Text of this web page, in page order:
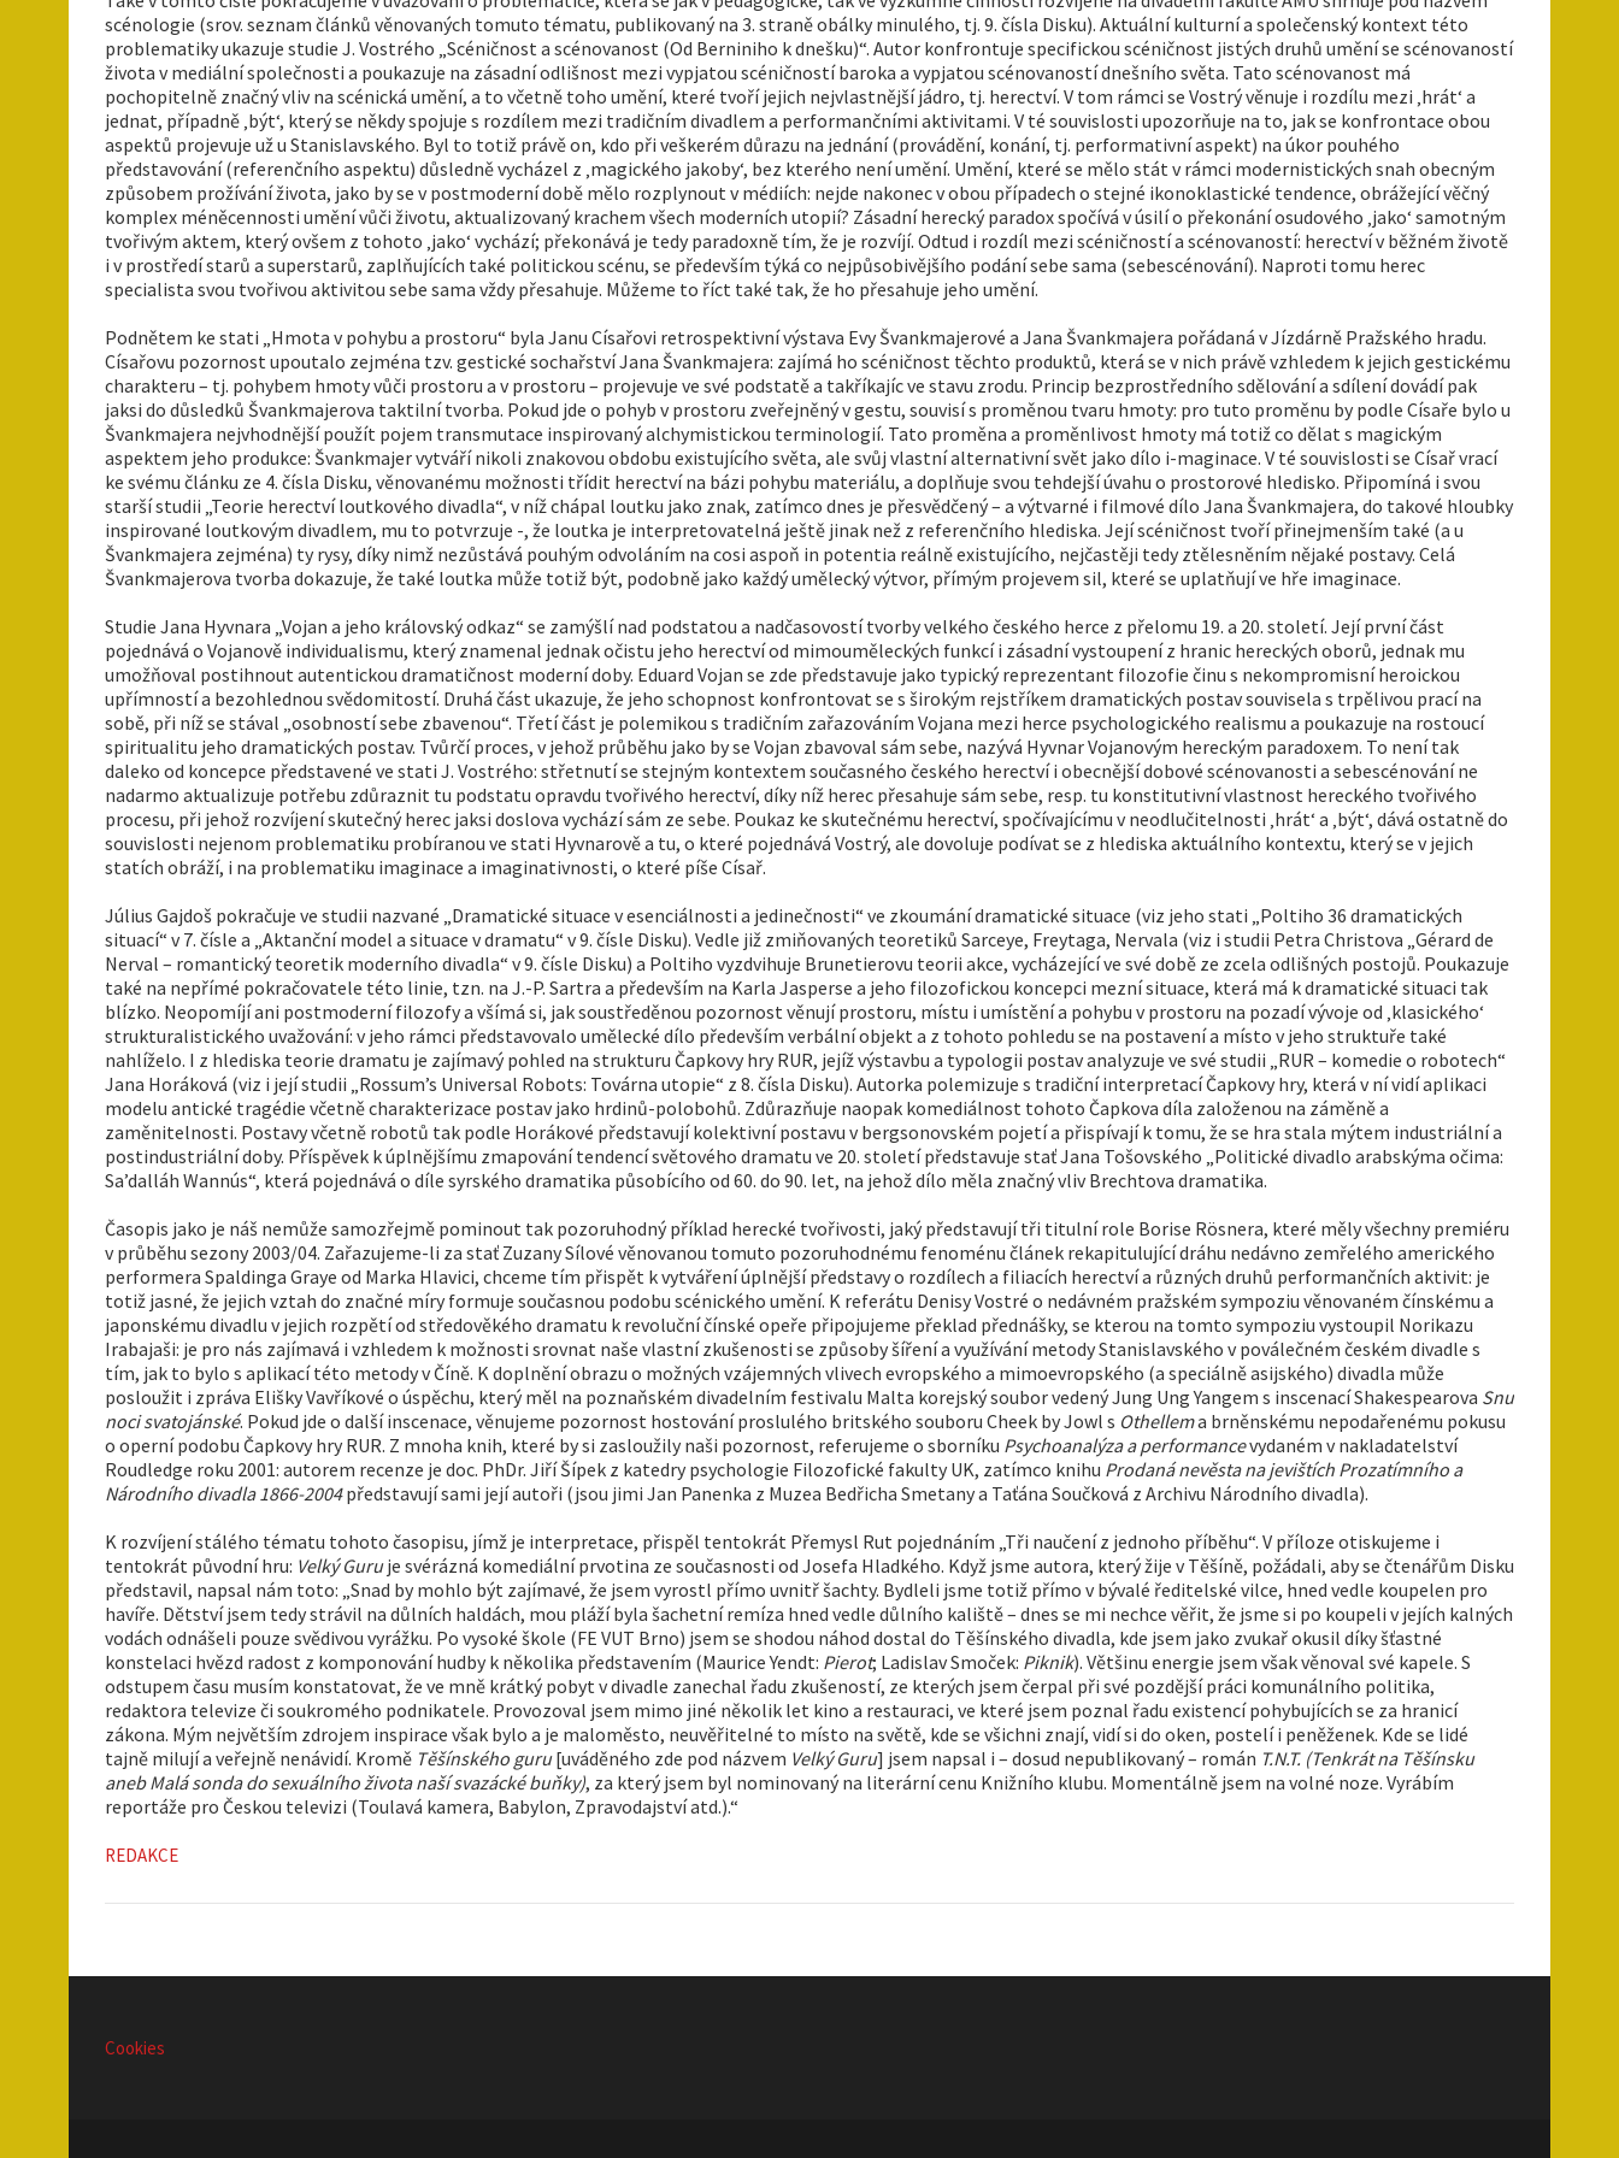
scénologie (srov. seznam článků věnovaných tomuto tématu, publikovaný na 3. straně obálky minulého, tj. 9. čísla Disku). Aktuální kulturní a společenský kontext této
problematiky ukazuje studie J. Vostrého „Scéničnost a scénovanost (Od Berniniho k dnešku)“. Autor konfrontuje specifickou scéničnost jistých druhů umění se scénovaností
života v mediální společnosti a poukazuje na zásadní odlišnost mezi vypjatou scéničností baroka a vypjatou scénovaností dnešního světa. Tato scénovanost má
pochopitelně značný vliv na scénická umění, a to včetně toho umění, které tvoří jejich nejvlastnější jádro, tj. herectví. V tom rámci se Vostrý věnuje i rozdílu mezi ‚hrát‘ a
jednat, případně ‚být‘, který se někdy spojuje s rozdílem mezi tradičním divadlem a performančními aktivitami. V té souvislosti upozorňuje na to, jak se konfrontace obou
aspektů projevuje už u Stanislavského. Byl to totiž právě on, kdo při veškerém důrazu na jednání (provádění, konání, tj. performativní aspekt) na úkor pouhého
představování (referenčního aspektu) důsledně vycházel z ‚magického jakoby‘, bez kterého není umění. Umění, které se mělo stát v rámci modernistických snah obecným
způsobem prožívání života, jako by se v postmoderní době mělo rozplynout v médiích: nejde nakonec v obou případech o stejné ikonoklastické tendence, obrážející věčný
komplex méněcennosti umění vůči životu, aktualizovaný krachem všech moderních utopií? Zásadní herecký paradox spočívá v úsilí o překonání osudového ‚jako‘ samotným
tvořivým aktem, který ovšem z tohoto ‚jako‘ vychází; překonává je tedy paradoxně tím, že je rozvíjí. Odtud i rozdíl mezi scéničností a scénovaností: herectví v běžném životě
i v prostředí starů a superstarů, zaplňujících také politickou scénu, se především týká co nejpůsobivějšího podání sebe sama (sebescénování). Naproti tomu herec
specialista svou tvořivou aktivitou sebe sama vždy přesahuje. Můžeme to říct také tak, že ho přesahuje jeho umění.
Podnětem ke stati „Hmota v pohybu a prostoru“ byla Janu Císařovi retrospektivní výstava Evy Švankmajerové a Jana Švankmajera pořádaná v Jízdárně Pražského hradu.
Císařovu pozornost upoutalo zejména tzv. gestické sochařství Jana Švankmajera: zajímá ho scéničnost těchto produktů, která se v nich právě vzhledem k jejich gestickému
charakteru – tj. pohybem hmoty vůči prostoru a v prostoru – projevuje ve své podstatě a takříkajíc ve stavu zrodu. Princip bezprostředního sdělování a sdílení dovádí pak
jaksi do důsledků Švankmajerova taktilní tvorba. Pokud jde o pohyb v prostoru zveřejněný v gestu, souvisí s proměnou tvaru hmoty: pro tuto proměnu by podle Císaře bylo u
Švankmajera nejvhodnější použít pojem transmutace inspirovaný alchymistickou terminologií. Tato proměna a proměnlivost hmoty má totiž co dělat s magickým
aspektem jeho produkce: Švankmajer vytváří nikoli znakovou obdobu existujícího světa, ale svůj vlastní alternativní svět jako dílo i-maginace. V té souvislosti se Císař vrací
ke svému článku ze 4. čísla Disku, věnovanému možnosti třídit herectví na bázi pohybu materiálu, a doplňuje svou tehdejší úvahu o prostorové hledisko. Připomíná i svou
starší studii „Teorie herectví loutkového divadla“, v níž chápal loutku jako znak, zatímco dnes je přesvědčený – a výtvarné i filmové dílo Jana Švankmajera, do takové hloubky
inspirované loutkovým divadlem, mu to potvrzuje -, že loutka je interpretovatelná ještě jinak než z referenčního hlediska. Její scéničnost tvoří přinejmenším také (a u
Švankmajera zejména) ty rysy, díky nimž nezůstává pouhým odvoláním na cosi aspoň in potentia reálně existujícího, nejčastěji tedy ztělesněním nějaké postavy. Celá
Švankmajerova tvorba dokazuje, že také loutka může totiž být, podobně jako každý umělecký výtvor, přímým projevem sil, které se uplatňují ve hře imaginace.
Studie Jana Hyvnara „Vojan a jeho královský odkaz“ se zamýšlí nad podstatou a nadčasovostí tvorby velkého českého herce z přelomu 19. a 20. století. Její první část
pojednává o Vojanově individualismu, který znamenal jednak očistu jeho herectví od mimouměleckých funkcí i zásadní vystoupení z hranic hereckých oborů, jednak mu
umožňoval postihnout autentickou dramatičnost moderní doby. Eduard Vojan se zde představuje jako typický reprezentant filozofie činu s nekompromisní heroickou
upřímností a bezohlednou svědomitostí. Druhá část ukazuje, že jeho schopnost konfrontovat se s širokým rejstříkem dramatických postav souvisela s trpělivou prací na
sobě, při níž se stával „osobností sebe zbavenou“. Třetí část je polemikou s tradičním zařazováním Vojana mezi herce psychologického realismu a poukazuje na rostoucí
spiritualitu jeho dramatických postav. Tvůrčí proces, v jehož průběhu jako by se Vojan zbavoval sám sebe, nazývá Hyvnar Vojanovým hereckým paradoxem. To není tak
daleko od koncepce představené ve stati J. Vostrého: střetnutí se stejným kontextem současného českého herectví i obecnější dobové scénovanosti a sebescénování ne
nadarmo aktualizuje potřebu zdůraznit tu podstatu opravdu tvořivého herectví, díky níž herec přesahuje sám sebe, resp. tu konstitutivní vlastnost hereckého tvořivého
procesu, při jehož rozvíjení skutečný herec jaksi doslova vychází sám ze sebe. Poukaz ke skutečnému herectví, spočívajícímu v neodlučitelnosti ‚hrát‘ a ‚být‘, dává ostatně do
souvislosti nejenom problematiku probíranou ve stati Hyvnarově a tu, o které pojednává Vostrý, ale dovoluje podívat se z hlediska aktuálního kontextu, který se v jejich
statích obráží, i na problematiku imaginace a imaginativnosti, o které píše Císař.
Július Gajdoš pokračuje ve studii nazvané „Dramatické situace v esenciálnosti a jedinečnosti“ ve zkoumání dramatické situace (viz jeho stati „Poltiho 36 dramatických
situací“ v 7. čísle a „Aktanční model a situace v dramatu“ v 9. čísle Disku). Vedle již zmiňovaných teoretiků Sarceye, Freytaga, Nervala (viz i studii Petra Christova „Gérard de
Nerval – romantický teoretik moderního divadla“ v 9. čísle Disku) a Poltiho vyzdvihuje Brunetierovu teorii akce, vycházející ve své době ze zcela odlišných postojů. Poukazuje
také na nepřímé pokračovatele této linie, tzn. na J.-P. Sartra a především na Karla Jasperse a jeho filozofickou koncepci mezní situace, která má k dramatické situaci tak
blízko. Neopomíjí ani postmoderní filozofy a všímá si, jak soustředěnou pozornost věnují prostoru, místu i umístění a pohybu v prostoru na pozadí vývoje od ‚klasického‘
strukturalistického uvažování: v jeho rámci představovalo umělecké dílo především verbální objekt a z tohoto pohledu se na postavení a místo v jeho struktuře také
nahlíželo. I z hlediska teorie dramatu je zajímavý pohled na strukturu Čapkovy hry RUR, jejíž výstavbu a typologii postav analyzuje ve své studii „RUR – komedie o robotech“
Jana Horáková (viz i její studii „Rossum’s Universal Robots: Továrna utopie“ z 8. čísla Disku). Autorka polemizuje s tradiční interpretací Čapkovy hry, která v ní vidí aplikaci
modelu antické tragédie včetně charakterizace postav jako hrdinů-polobohů. Zdůrazňuje naopak komediálnost tohoto Čapkova díla založenou na záměně a
zaměnitelnosti. Postavy včetně robotů tak podle Horákové představují kolektivní postavu v bergsonovském pojetí a přispívají k tomu, že se hra stala mýtem industriální a
postindustriální doby. Příspěvek k úplnějšímu zmapování tendencí světového dramatu ve 20. století představuje stať Jana Tošovského „Politické divadlo arabskýma očima:
Sa’dalláh Wannús“, která pojednává o díle syrského dramatika působícího od 60. do 90. let, na jehož dílo měla značný vliv Brechtova dramatika.
Časopis jako je náš nemůže samozřejmě pominout tak pozoruhodný příklad herecké tvořivosti, jaký představují tři titulní role Borise Rösnera, které měly všechny premiéru
v průběhu sezony 2003/04. Zařazujeme-li za stať Zuzany Sílové věnovanou tomuto pozoruhodnému fenoménu článek rekapitulující dráhu nedávno zemřelého amerického
performera Spaldinga Graye od Marka Hlavici, chceme tím přispět k vytváření úplnější představy o rozdílech a filiacích herectví a různých druhů performančních aktivit: je
totiž jasné, že jejich vztah do značné míry formuje současnou podobu scénického umění. K referátu Denisy Vostré o nedávném pražském sympoziu věnovaném čínskému a
japonskému divadlu v jejich rozpětí od středověkého dramatu k revoluční čínské opeře připojujeme překlad přednášky, se kterou na tomto sympoziu vystoupil Norikazu
Irabajaši: je pro nás zajímavá i vzhledem k možnosti srovnat naše vlastní zkušenosti se způsoby šíření a využívání metody Stanislavského v poválečném českém divadle s
tím, jak to bylo s aplikací této metody v Číně. K doplnění obrazu o možných vzájemných vlivech evropského a mimoevropského (a speciálně asijského) divadla může
posloužit i zpráva Elišky Vavříkové o úspěchu, který měl na poznaňském divadelním festivalu Malta korejský soubor vedený Jung Ung Yangem s inscenací Shakespearova Snu
noci svatojánské. Pokud jde o další inscenace, věnujeme pozornost hostování proslulého britského souboru Cheek by Jowl s Othellema brněnskému nepodařenému pokusu
o operní podobu Čapkovy hry RUR. Z mnoha knih, které by si zasloužily naši pozornost, referujeme o sborníku Psychoanalýza a performancevydaném v nakladatelství
Roudledge roku 2001: autorem recenze je doc. PhDr. Jiří Šípek z katedry psychologie Filozofické fakulty UK, zatímco knihu Prodaná nevěsta na jevištích Prozatímního a
Národního divadla 1866-2004představují sami její autoři (jsou jimi Jan Panenka z Muzea Bedřicha Smetany a Taťána Součková z Archivu Národního divadla).
K rozvíjení stálého tématu tohoto časopisu, jímž je interpretace, přispěl tentokrát Přemysl Rut pojednáním „Tři naučení z jednoho příběhu“. V příloze otiskujeme i
tentokrát původní hru: Velký Guruje svérázná komediální prvotina ze současnosti od Josefa Hladkého. Když jsme autora, který žije v Těšíně, požádali, aby se čtenářům Disku
představil, napsal nám toto: „Snad by mohlo být zajímavé, že jsem vyrostl přímo uvnitř šachty. Bydleli jsme totiž přímo v bývalé ředitelské vilce, hned vedle koupelen pro
havíře. Dětství jsem tedy strávil na důlních haldách, mou pláží byla šachetní remíza hned vedle důlního kaliště – dnes se mi nechce věřit, že jsme si po koupeli v jejích kalných
vodách odnášeli pouze svědivou vyrážku. Po vysoké škole (FE VUT Brno) jsem se shodou náhod dostal do Těšínského divadla, kde jsem jako zvukař okusil díky šťastné
konstelaci hvězd radost z komponování hudby k několika představením (Maurice Yendt: Pierot; Ladislav Smoček: Piknik). Většinu energie jsem však věnoval své kapele. S
odstupem času musím konstatovat, že ve mně krátký pobyt v divadle zanechal řadu zkušeností, ze kterých jsem čerpal při své pozdější práci komunálního politika,
redaktora televize či soukromého podnikatele. Provozoval jsem mimo jiné několik let kino a restauraci, ve které jsem poznal řadu existencí pohybujících se za hranicí
zákona. Mým největším zdrojem inspirace však bylo a je maloměsto, neuvěřitelné to místo na světě, kde se všichni znají, vidí si do oken, postelí i peněženek. Kde se lidé
tajně milují a veřejně nenávidí. Kromě Těšínského guru[uváděného zde pod názvem Velký Guru] jsem napsal i – dosud nepublikovaný – román T.N.T. (Tenkrát na Těšínsku
aneb Malá sonda do sexuálního života naší svazácké buňky), za který jsem byl nominovaný na literární cenu Knižního klubu. Momentálně jsem na volné noze. Vyrábím
reportáže pro Českou televizi (Toulavá kamera, Babylon, Zpravodajství atd.).“
REDAKCE
Cookies